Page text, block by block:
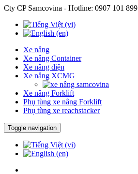
Cty CP Samcovina - Hotline: 0907 101 899
Xe nâng
Xe nâng Container
Xe nâng điện
Xe nâng XCMG
Xe nâng Forklift
Phụ tùng xe nâng Forklift
Phụ tùng xe reachstacker
Toggle navigation